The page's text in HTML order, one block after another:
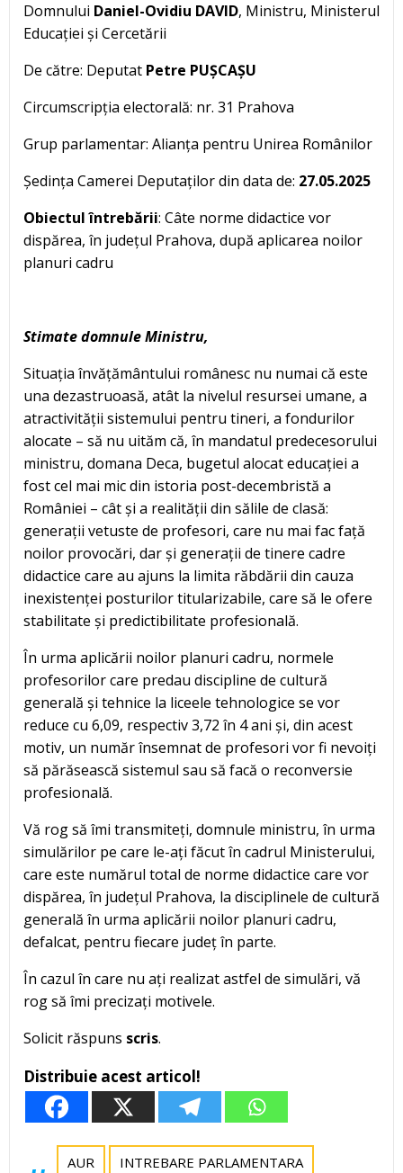
Domnului Daniel-Ovidiu DAVID, Ministru, Ministerul
Educației și Cercetării
De către: Deputat Petre PUȘCAȘU
Circumscripția electorală: nr. 31 Prahova
Grup parlamentar: Alianța pentru Unirea Românilor
Ședința Camerei Deputaților din data de: 27.05.2025
Obiectul întrebării: Câte norme didactice vor
dispărea, în județul Prahova, după aplicarea noilor
planuri cadru
Stimate domnule Ministru,
Situația învățământului românesc nu numai că este
una dezastruoasă, atât la nivelul resursei umane, a
atractivității sistemului pentru tineri, a fondurilor
alocate – să nu uităm că, în mandatul predecesorului
ministru, domana Deca, bugetul alocat educației a
fost cel mai mic din istoria post-decembristă a
României – cât și a realității din sălile de clasă:
generații vetuste de profesori, care nu mai fac față
noilor provocări, dar și generații de tinere cadre
didactice care au ajuns la limita răbdării din cauza
inexistenței posturilor titularizabile, care să le ofere
stabilitate și predictibilitate profesională.
În urma aplicării noilor planuri cadru, normele
profesorilor care predau discipline de cultură
generală și tehnice la liceele tehnologice se vor
reduce cu 6,09, respectiv 3,72 în 4 ani și, din acest
motiv, un număr însemnat de profesori vor fi nevoiți
să părăsească sistemul sau să facă o reconversie
profesională.
Vă rog să îmi transmiteți, domnule ministru, în urma
simulărilor pe care le-ați făcut în cadrul Ministerului,
care este numărul total de norme didactice care vor
dispărea, în județul Prahova, la disciplinele de cultură
generală în urma aplicării noilor planuri cadru,
defalcat, pentru fiecare județ în parte.
În cazul în care nu ați realizat astfel de simulări, vă
rog să îmi precizați motivele.
Solicit răspuns scris.
Distribuie acest articol!
AUR INTREBARE PARLAMENTARA